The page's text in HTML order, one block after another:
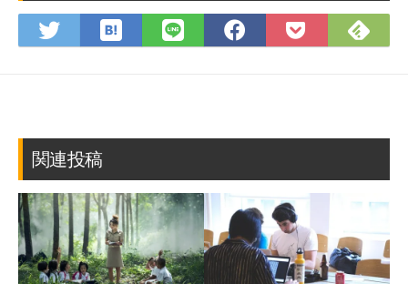
Twitter
で
は
て
ク
ー
ク
に
保
存
LINE
で
Facebook
で
Pocket
に
で
関連投稿